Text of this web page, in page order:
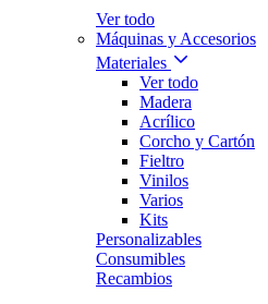
Ver todo
Máquinas y Accesorios
Materiales
Ver todo
Madera
Acrílico
Corcho y Cartón
Fieltro
Vinilos
Varios
Kits
Personalizables
Consumibles
Recambios